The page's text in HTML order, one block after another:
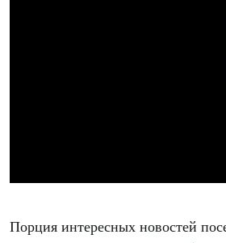
Порция интересных новостей